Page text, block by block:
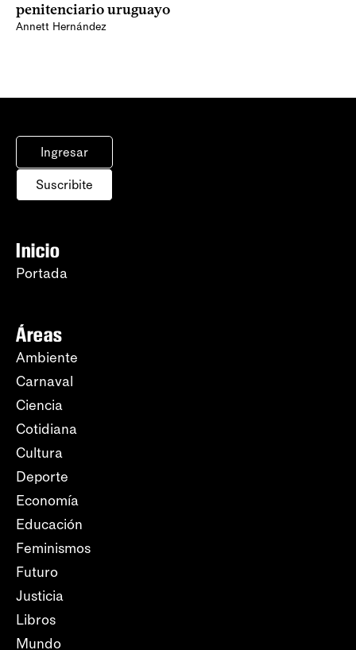
penitenciario uruguayo
Annett Hernández
Ingresar
Suscribite
Inicio
Portada
Áreas
Ambiente
Carnaval
Ciencia
Cotidiana
Cultura
Deporte
Economía
Educación
Feminismos
Futuro
Justicia
Libros
Mundo